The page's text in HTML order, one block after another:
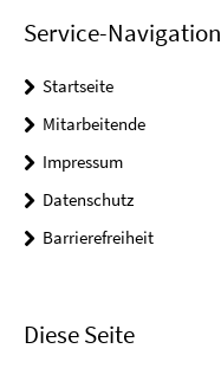
Service-Navigation
Startseite
Mitarbeitende
Impressum
Datenschutz
Barrierefreiheit
Diese Seite